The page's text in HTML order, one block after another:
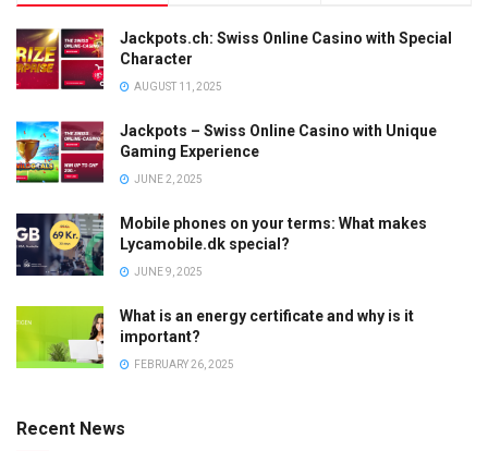
Jackpots.ch: Swiss Online Casino with Special
Character
AUGUST 11, 2025
Jackpots – Swiss Online Casino with Unique
Gaming Experience
JUNE 2, 2025
Mobile phones on your terms: What makes
Lycamobile.dk special?
JUNE 9, 2025
What is an energy certificate and why is it
important?
FEBRUARY 26, 2025
Recent News